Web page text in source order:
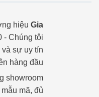
hiệu Gia
- Chúng tôi
và sự uy tín
hàng đầu
showroom
mã, đủ